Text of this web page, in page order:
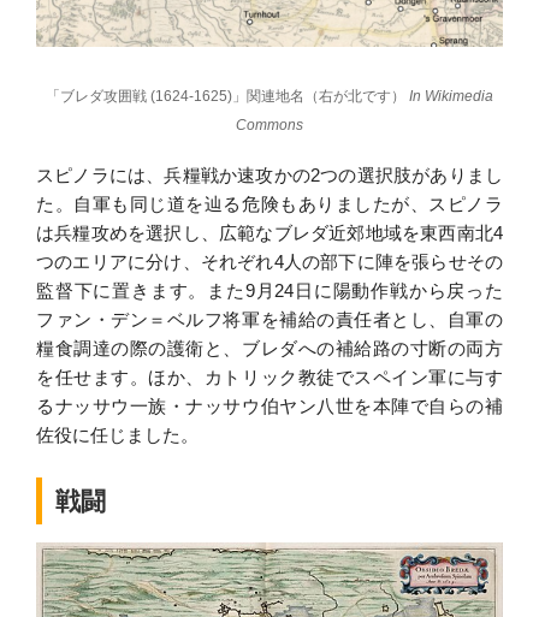
「ブレダ攻囲戦 (1624-1625)」関連地名（右が北です）
In Wikimedia
Commons
スピノラには、兵糧戦か速攻かの2つの選択肢がありまし
た。自軍も同じ道を辿る危険もありましたが、スピノラ
は兵糧攻めを選択し、広範なブレダ近郊地域を東西南北4
つのエリアに分け、それぞれ4人の部下に陣を張らせその
監督下に置きます。また9月24日に陽動作戦から戻った
ファン・デン＝ベルフ将軍を補給の責任者とし、自軍の
糧食調達の際の護衛と、ブレダへの補給路の寸断の両方
を任せます。ほか、カトリック教徒でスペイン軍に与す
るナッサウ一族・ナッサウ伯ヤン八世を本陣で自らの補
佐役に任じました。
戦闘